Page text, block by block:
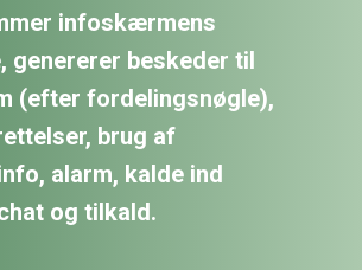
infoskærmens
genererer beskeder til
(efter fordelingsnøgle),
brug af
alarm, kalde ind
og tilkald.